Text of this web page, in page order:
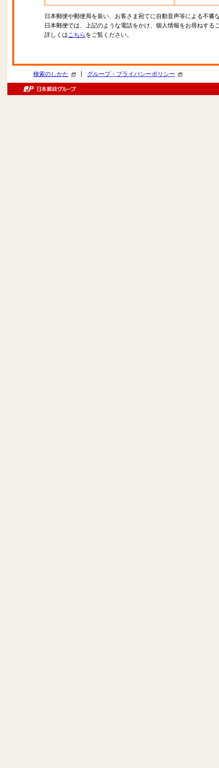
日本郵便や郵便局を装い、お客さま宛てに自動音声等による不審
日本郵便では、上記のような電話をかけ、個人情報をお尋ねする
詳しくはこちら をご覧ください。
検索のしかた グループ・プライバシーポリシー